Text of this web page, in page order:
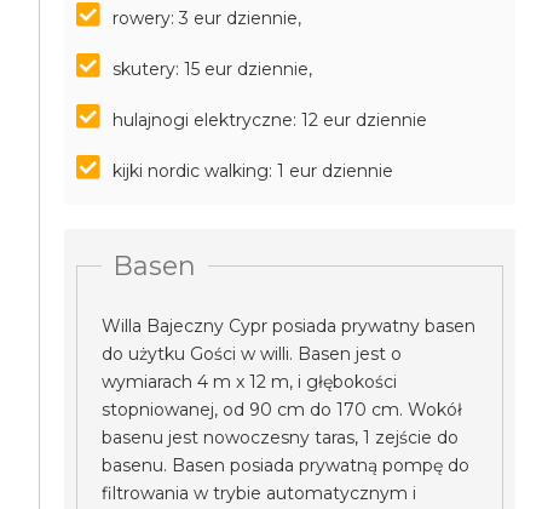
rowery: 3 eur dziennie,
skutery: 15 eur dziennie,
hulajnogi elektryczne: 12 eur dziennie
kijki nordic walking: 1 eur dziennie
Basen
Willa Bajeczny Cypr posiada prywatny basen
do użytku Gości w willi. Basen jest o
wymiarach 4 m x 12 m, i głębokości
stopniowanej, od 90 cm do 170 cm. Wokół
basenu jest nowoczesny taras, 1 zejście do
basenu. Basen posiada prywatną pompę do
filtrowania w trybie automatycznym i